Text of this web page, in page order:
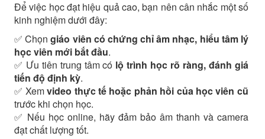
Để việc học đạt hiệu quả cao, bạn nên cân nhắc một số
kinh nghiệm dưới đây:
✅ Chọngiáo viên có chứng chỉ âm nhạc, hiểu tâm lý
học viên mới bắt đầu.
✅ Ưu tiên trung tâm có lộ trình học rõ ràng, đánh giá
tiến độ định kỳ.
✅ Xemvideo thực tế hoặc phản hồi của học viên cũ
trước khi chọn học.
✅ Nếu học online, hãy đảm bảo âm thanh và camera
đạt chất lượng tốt.